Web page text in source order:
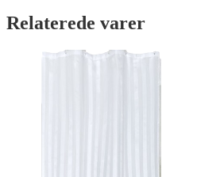
Relaterede varer